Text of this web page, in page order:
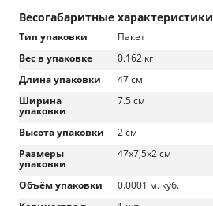
Весогабаритные характеристики
Тип упаковки
Пакет
Вес в упаковке
0.162 кг
Длина упаковки
47 см
Ширина
упаковки
7.5 см
Высота упаковки
2 см
Размеры
упаковки
47x7,5x2 см
Объём упаковки
0.0001 м. куб.